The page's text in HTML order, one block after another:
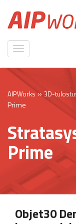
AIPWorks»3D-
Prime
Prime
Objet30